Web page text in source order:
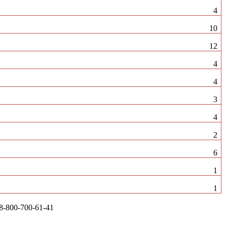
4
10
12
4
4
3
4
2
6
1
1
800-700-61-41